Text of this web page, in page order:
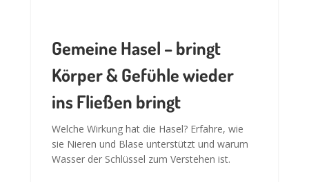
Gemeine Hasel – bringt
Körper & Gefühle wieder
ins Fließen bringt
Welche Wirkung hat die Hasel? Erfahre, wie
sie Nieren und Blase unterstützt und warum
Wasser der Schlüssel zum Verstehen ist.